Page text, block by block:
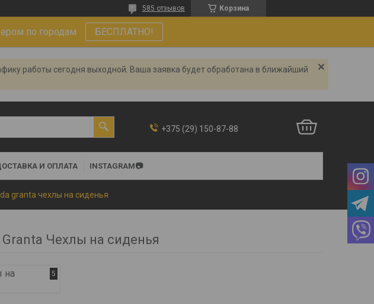
Корзина
585 отзывов
по городам БЕСПЛАТНО!
работы сегодня выходной. Ваша заявка будет обработана в ближайший
+375 (29) 150-87-88
И ОПЛАТА INSTAGRAM📷
granta чехлы на сиденья
Granta Чехлы на сиденья
на
5